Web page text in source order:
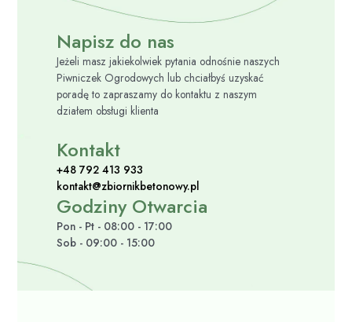
Napisz do nas
Jeżeli masz jakiekolwiek pytania odnośnie naszych
Piwniczek Ogrodowych lub chciałbyś uzyskać
poradę to zapraszamy do kontaktu z naszym
działem obsługi klienta
Kontakt
+48 792 413 933
kontakt@zbiornikbetonowy.pl
Godziny Otwarcia
Pon - Pt - 08:00 - 17:00
Sob - 09:00 - 15:00